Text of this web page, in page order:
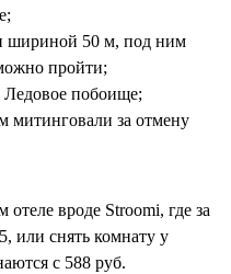
шириной 50 м, под ним
пройти;
Ледовое побоище;
за отмену
вроде Stroomi, где за
или снять комнату у
с 588 руб.